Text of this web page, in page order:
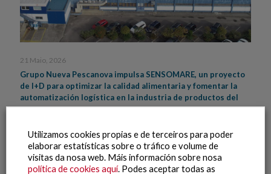
21 Maio, 2026
Grupo Nueva Pescanova impulsa SENSOMARE, un proyecto
de I+D para optimizar la calidad alimentaria y fomentar la
automatización logística en la industria de productos del
mar
Leer máis
Utilizamos cookies propias e de terceiros para poder
elaborar estatísticas sobre o tráfico e volume de
visitas da nosa web. Máis información sobre nosa
política de cookies aquí. Podes aceptar todas as